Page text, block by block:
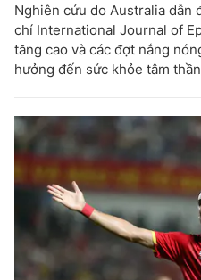
Nghiên cứu do Australia dẫn
chí International Journal of
tăng cao và các đợt nắng
hưởng đến sức khỏe tâm